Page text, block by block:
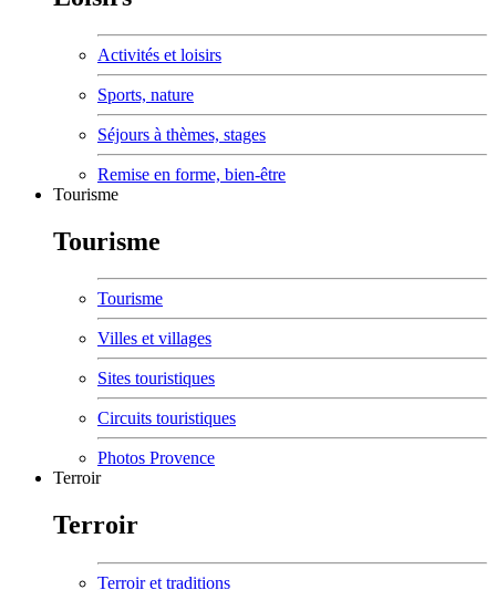
Activités et loisirs
Sports, nature
Séjours à thèmes, stages
Remise en forme, bien-être
Tourisme
Tourisme
Tourisme
Villes et villages
Sites touristiques
Circuits touristiques
Photos Provence
Terroir
Terroir
Terroir et traditions